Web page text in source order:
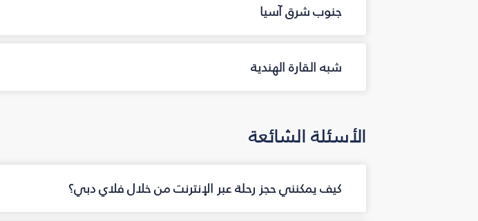
جنوب شرق آسيا
شبه القارة الهندية
الأسئلة الشائعة
كيف يمكنني حجز رحلة عبر الإنترنت من خلال فلاي دبي؟